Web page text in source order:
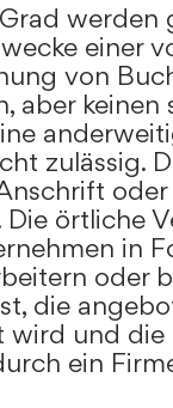
werden
einer
von
aber keinen
zulässig.
örtliche
in
oder
die
und die
ein